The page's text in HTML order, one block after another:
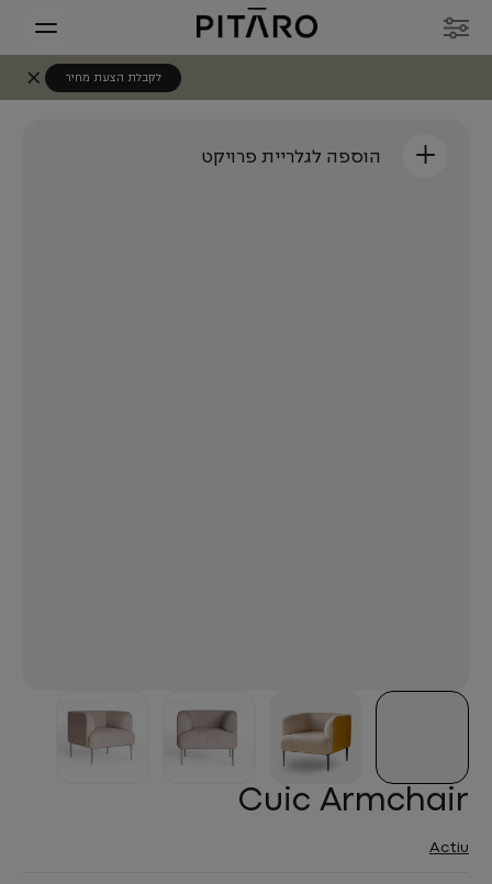
לקבלת הצעת מחיר
+ הוספה לגלריית פרויקט
Cuic Armchair
Actiu